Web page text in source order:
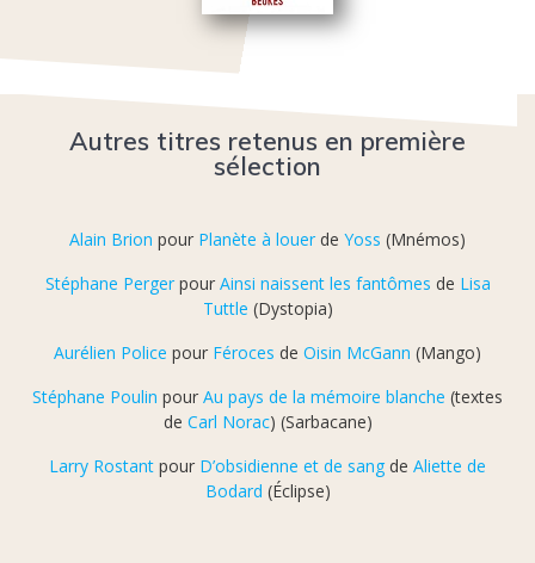
Autres titres retenus en première
sélection
Alain Brion pour Planète à louer de Yoss (Mnémos)
Stéphane Pergerpour Ainsi naissent les fantômes de Lisa
Tuttle (Dystopia)
Aurélien Police pour Féroces de Oisin McGann (Mango)
Stéphane Poulin pour Au pays de la mémoire blanche (textes
de Carl Norac) (Sarbacane)
Larry Rostant pour D’obsidienne et de sang de Aliette de
Bodard (Éclipse)